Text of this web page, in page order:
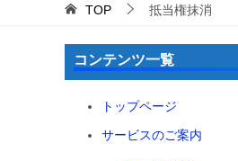
TOP 抵当権抹消
コンテンツ一覧
トップページ
サービスのご案内